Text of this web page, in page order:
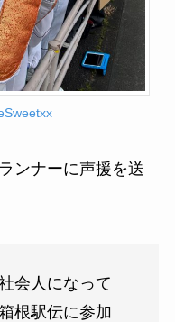
ンナーに声援を送
会人になって
根駅伝に参加